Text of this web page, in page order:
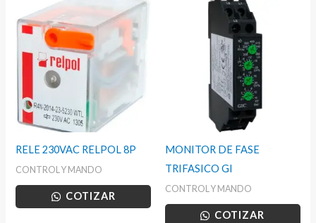
RELE 230VAC RELPOL 8P
CONTROL Y MANDO
COTIZAR
MONITOR DE FASE
TRIFASICO GI
CONTROL Y MANDO
COTIZAR